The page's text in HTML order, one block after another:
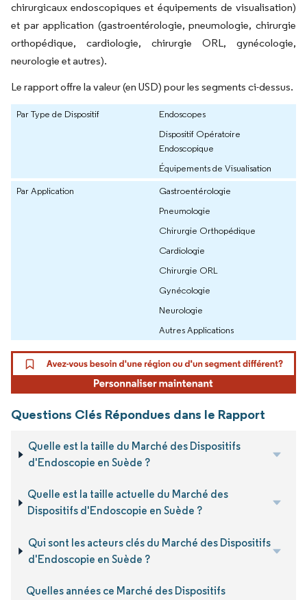
chirurgicaux endoscopiques et équipements de visualisation)
et par application (gastroentérologie, pneumologie, chirurgie
orthopédique, cardiologie, chirurgie ORL, gynécologie,
neurologie et autres).
Le rapport offre la valeur (en USD) pour les segments ci-dessus.
Par Type de Dispositif
Endoscopes
Dispositif Opératoire
Endoscopique
Équipements de Visualisation
Par Application
Gastroentérologie
Pneumologie
Chirurgie Orthopédique
Cardiologie
Chirurgie ORL
Gynécologie
Neurologie
Autres Applications
Questions Clés Répondues dans le Rapport
Quelle est la taille du Marché des Dispositifs
d'Endoscopie en Suède ?
Quelle est la taille actuelle du Marché des
Dispositifs d'Endoscopie en Suède ?
Qui sont les acteurs clés du Marché des Dispositifs
d'Endoscopie en Suède ?
Quelles années ce Marché des Dispositifs